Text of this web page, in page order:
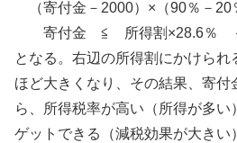
（寄付金－2000）×（90％－
寄付金 ≦ 所得割×28.6％
となる。右辺の所得割にかけら
ほど大きくなり、その結果、寄
ら、所得税率が高い（所得が多
ゲットできる（減税効果が大きい